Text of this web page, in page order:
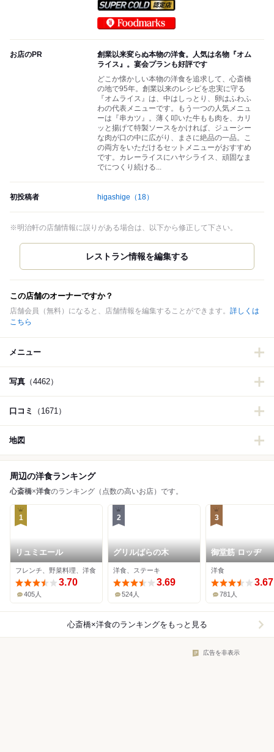
お店のPR
創業以来変らぬ本物の洋食。人気は名物『オム
ライス』。宴会プランも好評です
どこか懐かしい本物の洋食を追求して、心斎橋
の地で95年。創業以来のレシピを忠実に守る
『オムライス』は、中はしっとり、卵はふわふ
わの代表メニューです。もう一つの人気メニュ
ーは『串カツ』。薄く叩いた牛もも肉を、カリ
ッと揚げて特製ソースをかければ、ジューシー
な肉が口の中に広がり、まさに絶品の一品。こ
の両方をいただけるセットメニューがおすすめ
です。カレーライスにハヤシライス、頑固なま
でにつくり続ける...
初投稿者 higashige （18）
※明治軒の店舗情報に誤りがある場合は、以下から修正して下さい。
この店舗のオーナーですか？
店舗会員（無料）になると、店舗情報を編集することができます。 詳しくは
こちら
メニュー
写真 （4462）
口コミ （1671）
地図
周辺の洋食ランキング
心斎橋×洋食のランキング（点数の高いお店）です。
1
リュミエール
フレンチ、野菜料理、洋食
3.70
405人
2
グリルばらの木
洋食、ステーキ
3.69
524人
3
御堂筋 ロッヂ
洋食
3.67
781人
心斎橋×洋食のランキングをもっと見る
広告を非表示